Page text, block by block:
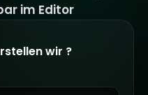
im Editor
wir ?